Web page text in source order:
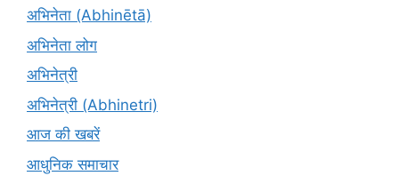
अभिनेता (Abhinētā)
अभिनेता लोग
अभिनेत्री
अभिनेत्री (Abhinetri)
आज की खबरें
आधुनिक समाचार